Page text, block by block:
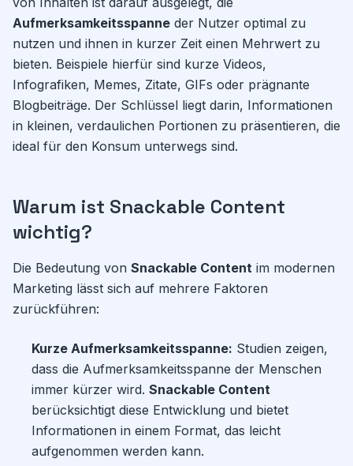
Aufmerksamkeitsspanne der Nutzer optimal zu
nutzen und ihnen in kurzer Zeit einen Mehrwert zu
bieten. Beispiele hierfür sind kurze Videos,
Infografiken, Memes, Zitate, GIFs oder prägnante
Blogbeiträge. Der Schlüssel liegt darin, Informationen
in kleinen, verdaulichen Portionen zu präsentieren, die
ideal für den Konsum unterwegs sind.
Warum ist Snackable Content
wichtig?
Die Bedeutung von Snackable Content im modernen
Marketing lässt sich auf mehrere Faktoren
zurückführen:
Kurze Aufmerksamkeitsspanne: Studien zeigen,
dass die Aufmerksamkeitsspanne der Menschen
immer kürzer wird. Snackable Content
berücksichtigt diese Entwicklung und bietet
Informationen in einem Format, das leicht
aufgenommen werden kann.